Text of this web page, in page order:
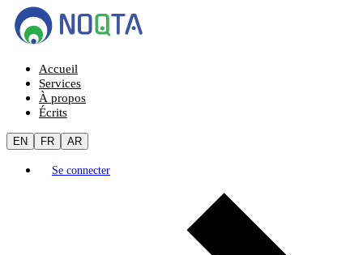
Accueil
Services
À propos
Écrits
EN FR AR
Se connecter